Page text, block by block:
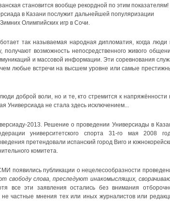
становится вообще рекордной по этим показателям!
в Казани послужит дальнейшей популяризации
Олимпийских игр в Сочи.
так называемая народная дипломатия, когда люди
возможность непосредственного живого
и массовой информации. Эти соревнования
любые встречи на высшем уровне или самые
доброй воли, но и те, кто стремится к напряжённости
Универсиада не стала здесь исключением...
2013. Решение о проведении Универсиады в
университетского спорта 31-го мая 2008
претендовали испанский город Виго и
комитета.
появились публикации о нецелесообразности
свободу слова, преследуют инакомыслящих,
все эти заявления остались без внимания
частные мнения тех или иных журналистов или